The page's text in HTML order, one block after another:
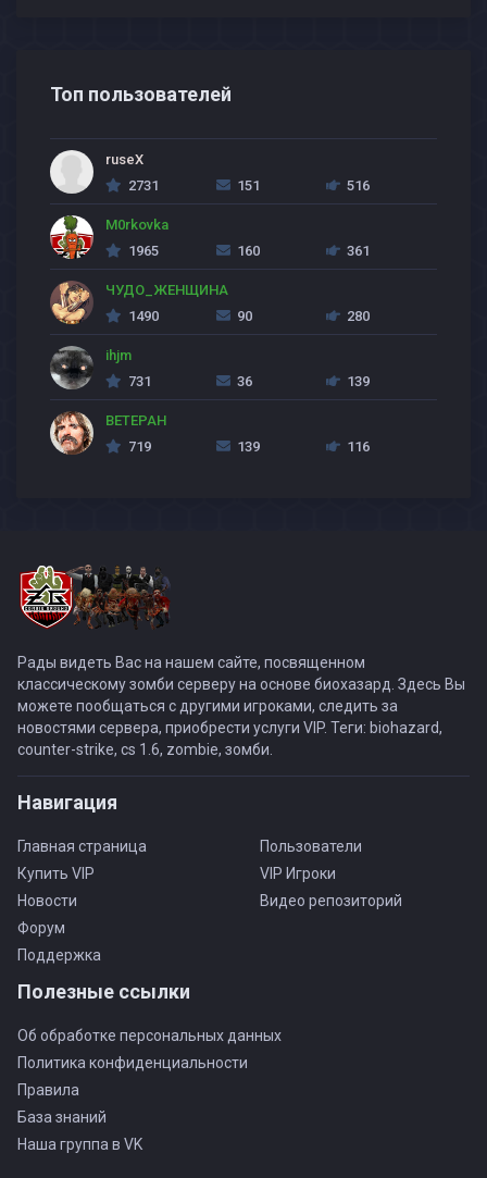
Топ пользователей
ruseX
2731
151 516
M0rkovka
1965
160 361
ЧУДО_ЖЕНЩИНА
1490
90 280
ihjm
731
36 139
BETEPAH
719
139 116
Рады видеть Вас на нашем сайте, посвященном
классическому зомби серверу на основе биохазард. Здесь Вы
можете пообщаться с другими игроками, следить за
новостями сервера, приобрести услуги VIP. Теги: biohazard,
counter-strike, cs 1.6, zombie, зомби.
Навигация
Главная страница
Купить VIP
Новости
Форум
Поддержка
Пользователи
VIP Игроки
Видео репозиторий
Полезные ссылки
Об обработке персональных данных
Политика конфиденциальности
Правила
База знаний
Наша группа в VK